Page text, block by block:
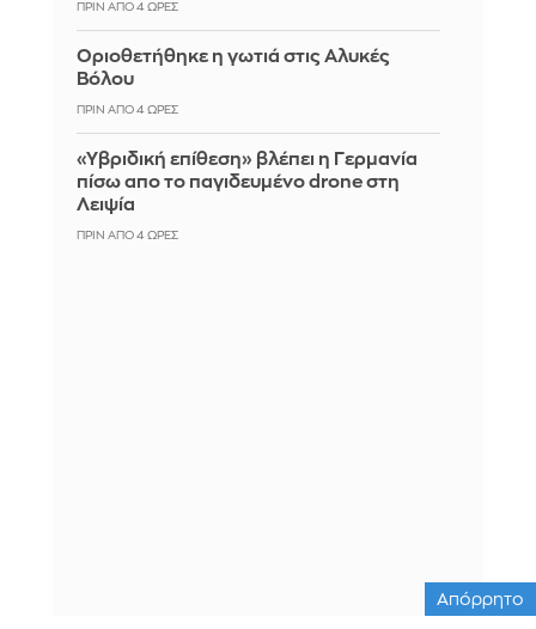
ΠΡΙΝ ΑΠΌ 4 ΏΡΕΣ
Οριοθετήθηκε η γωτιά στις Αλυκές
Βόλου
ΠΡΙΝ ΑΠΌ 4 ΏΡΕΣ
«Υβριδική επίθεση» βλέπει η Γερμανία
πίσω απο το παγιδευμένο drone στη
Λειψία
ΠΡΙΝ ΑΠΌ 4 ΏΡΕΣ
Απόρρητο